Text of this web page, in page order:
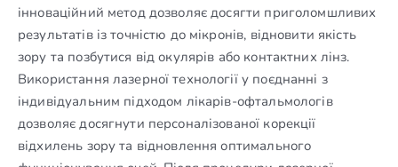
інноваційний метод дозволяє досягти приголомшливих
результатів із точністю до мікронів, відновити якість
зору та позбутися від окулярів або контактних лінз.
Використання лазерної технології у поєднанні з
індивідуальним підходом лікарів-офтальмологів
дозволяє досягнути персоналізованої корекції
відхилень зору та відновлення оптимального